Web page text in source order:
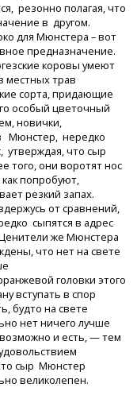
резонно полагая, что
в другом.
для Мюнстера – вот
предназначение.
коровы умеют
местных трав
сорта, придающие
особый цветочный
новички,
Мюнстер, нередко
утверждая, что сыр
того, они воротят нос
попробуют,
резкий запах.
от сравнений,
сыпятся в адрес
же Мюнстера
что нет на свете
головки этого
вступать в спор
будто на свете
нет ничего лучше
и есть, — тем
сыр Мюнстер
великолепен.